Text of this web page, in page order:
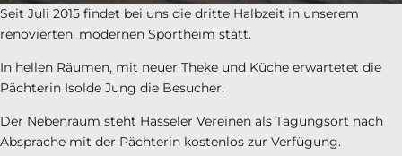
Seit Juli 2015 findet bei uns die dritte Halbzeit in unserem
renovierten, modernen Sportheim statt.
In hellen Räumen, mit neuer Theke und Küche erwartetet die
Pächterin Isolde Jung die Besucher.
Der Nebenraum steht Hasseler Vereinen als Tagungsort nach
Absprache mit der Pächterin kostenlos zur Verfügung.